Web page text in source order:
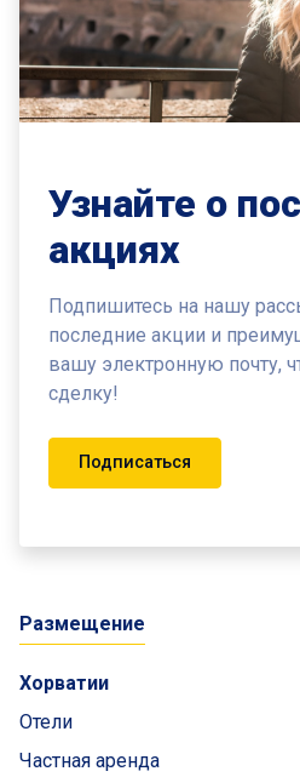
Узнайте о
акциях
Подпишитесь на нашу
последние акции и
вашу электронную почту,
сделку!
Подписаться
Pазмещение
Хорватии
Отели
Частная аренда